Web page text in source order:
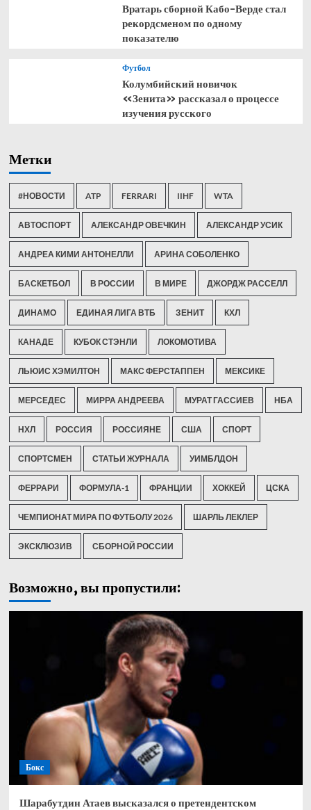
Вратарь сборной Кабо-Верде стал
рекордсменом по одному
показателю
Футбол
Колумбийский новичок
«Зенита» рассказал о процессе
изучения русского
Метки
#НОВОСТИ ATP FERRARI IIHF WTA
АВТОСПОРТ АЛЕКСАНДР ОВЕЧКИН АЛЕКСАНДР УСИК
АНДРЕА КИМИ АНТОНЕЛЛИ АРИНА СОБОЛЕНКО
БАСКЕТБОЛ В РОССИИ В МИРЕ ДЖОРДЖ РАССЕЛЛ
ДИНАМО ЕДИНАЯ ЛИГА ВТБ ЗЕНИТ КХЛ
КАНАДЕ КУБОК СТЭНЛИ ЛОКОМОТИВА
ЛЬЮИС ХЭМИЛТОН МАКС ФЕРСТАППЕН МЕКСИКЕ
МЕРСЕДЕС МИРРА АНДРЕЕВА МУРАТ ГАССИЕВ НБА
НХЛ РОССИЯ РОССИЯНЕ США СПОРТ
СПОРТСМЕН СТАТЬИ ЖУРНАЛА УИМБЛДОН
ФЕРРАРИ ФОРМУЛА-1 ФРАНЦИИ ХОККЕЙ ЦСКА
ЧЕМПИОНАТ МИРА ПО ФУТБОЛУ 2026 ШАРЛЬ ЛЕКЛЕР
ЭКСКЛЮЗИВ СБОРНОЙ РОССИИ
Возможно, вы пропустили:
Бокс
Шарабутдин Атаев высказался о претендентском